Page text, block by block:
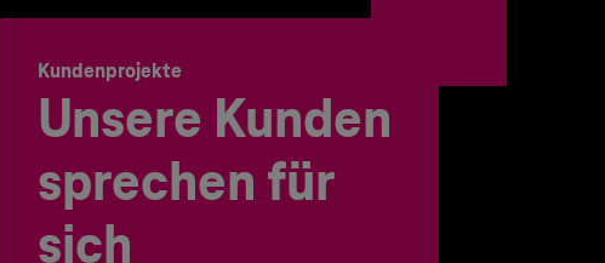
Kundenprojekte
Unsere Kunden
sprechen für
sich